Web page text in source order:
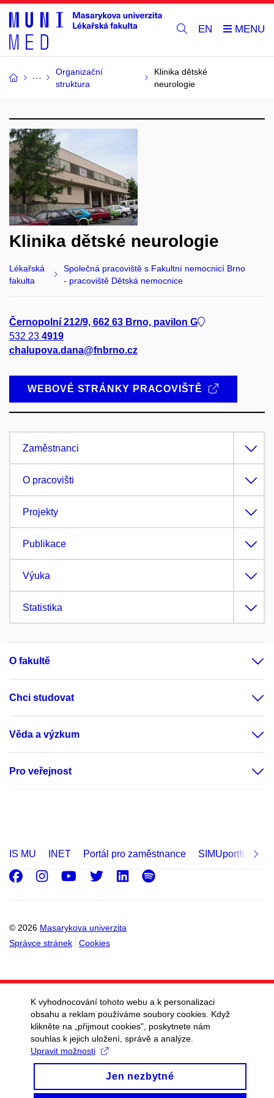
EN
Organizační
struktura
Klinika dětské
neurologie
Klinika dětské neurologie
Lékařská
fakulta
Společná pracoviště s Fakultní nemocnicí Brno
- pracoviště Dětská nemocnice
Černopolní 212/9, 662 63 Brno, pavilon G
532 23 4919
chalupova.dana@fnbrno.cz
WEBOVÉ STRÁNKY PRACOVIŠTĚ
Zaměstnanci
O pracovišti
Projekty
Publikace
Výuka
Statistika
O fakultě
Chci studovat
Věda a výzkum
Pro veřejnost
IS MU INET Portál pro zaměstnance SIMUportfolio
© 2026 Masarykova univerzita
Správce stránek
Cookies
Facebook
Instagram
Youtube
Twitter
LinkedIn
Spotify
K vyhodnocování tohoto webu a k personalizaci
obsahu a reklam používáme soubory cookies. Když
klikněte na „přijmout cookies", poskytnete nám
souhlas k jejich uložení, správě a analýze.
Upravit možnosti
Jen nezbytné